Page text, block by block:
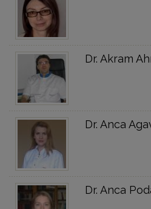
Dr. Akram
Dr. Anca
Dr. Anca